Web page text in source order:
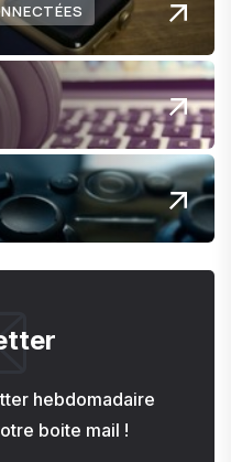
hebdomadaire
boite mail !